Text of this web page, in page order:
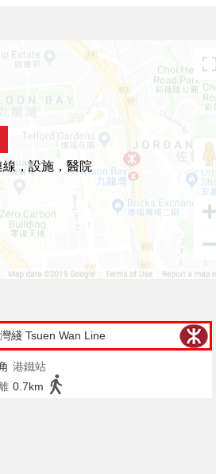
，設施，醫院
綫 Tsuen Wan Line
港鐵站
0.7km